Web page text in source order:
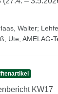
Walter;
Ute; AMELAG-
KW17